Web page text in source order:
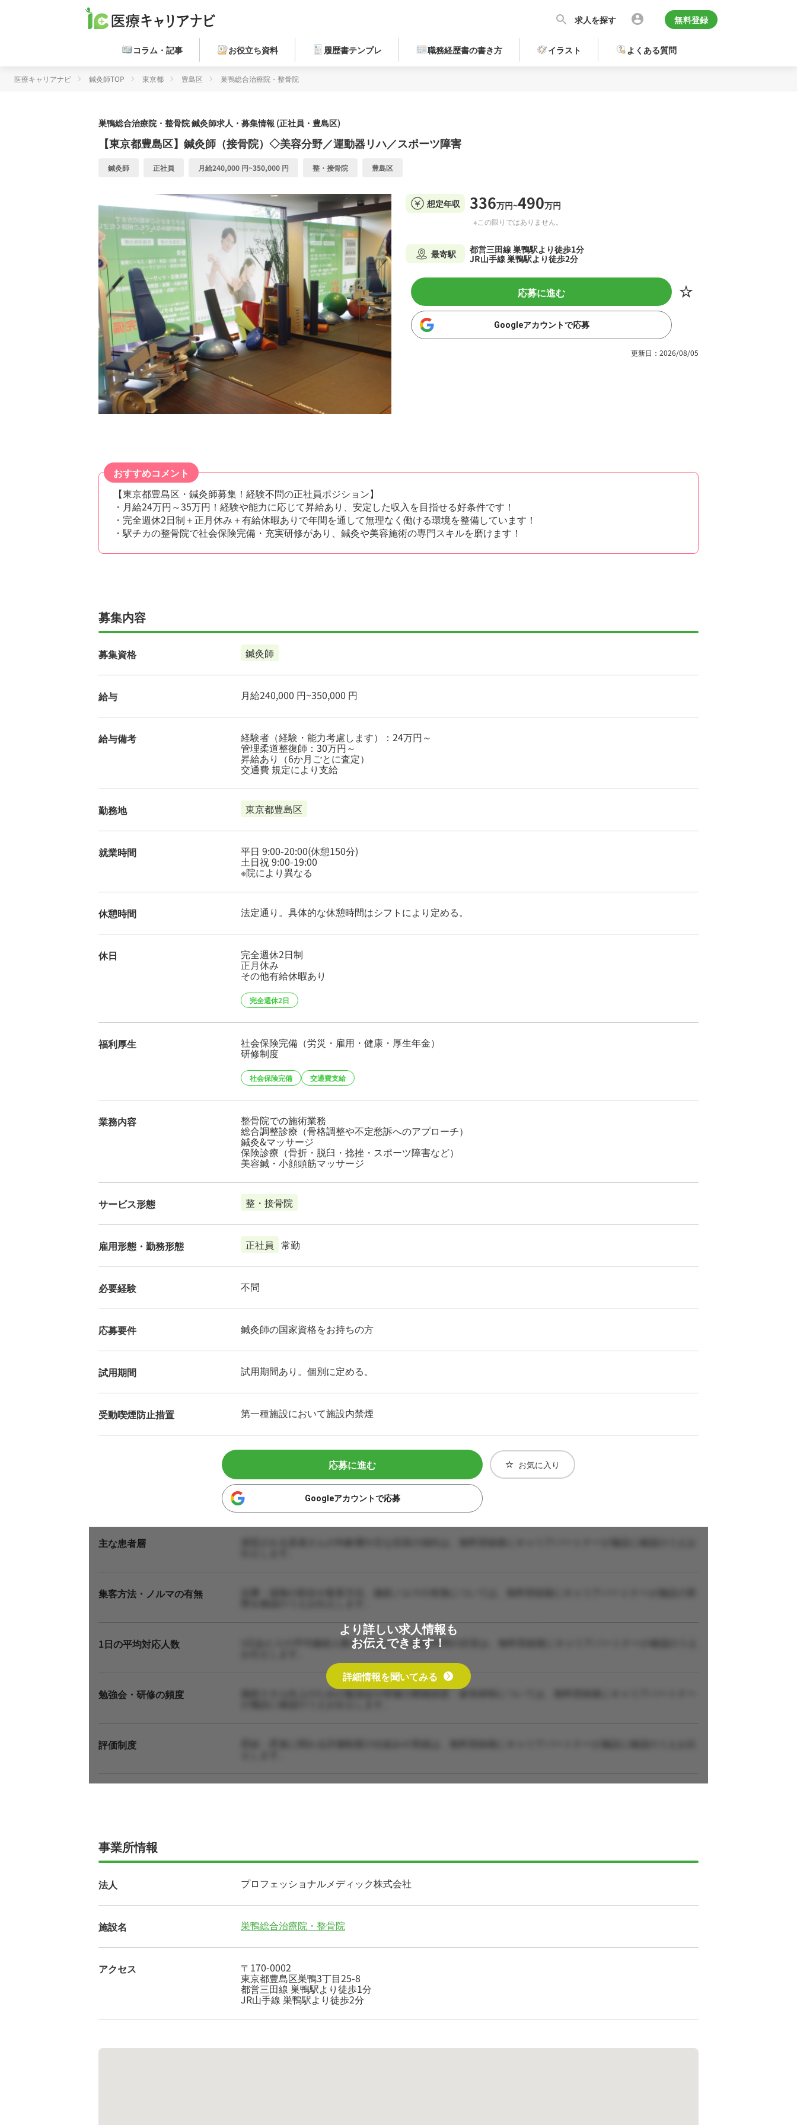
求人を探す 無料登録
コラム・記事 お役立ち資料 履歴書テンプレ 職務経歴書の書き方 イラスト よくある質問
医療キャリアナビ 鍼灸師TOP 東京都 豊島区 巣鴨総合治療院・整骨院
巣鴨総合治療院・整骨院鍼灸師求人・募集情報 (正社員・豊島区)
【東京都豊島区】鍼灸師（接骨院）◇美容分野／運動器リハ／スポーツ障害
鍼灸師 正社員 月給240,000 円~350,000 円 整・接骨院 豊島区
想定年収 336万円~490万円
※この限りではありません。
最寄駅
都営三田線 巣鴨駅より徒歩1分
JR山手線 巣鴨駅より徒歩2分
応募に進む
Googleアカウントで応募
更新日：2026/08/05
おすすめコメント
【東京都豊島区・鍼灸師募集！経験不問の正社員ポジション】
・月給24万円～35万円！経験や能力に応じて昇給あり、安定した収入を目指せる好条件です！
・完全週休2日制＋正月休み＋有給休暇ありで年間を通して無理なく働ける環境を整備しています！
・駅チカの整骨院で社会保険完備・充実研修があり、鍼灸や美容施術の専門スキルを磨けます！
募集内容
募集資格 鍼灸師
給与 月給240,000 円~350,000 円
給与備考 経験者（経験・能力考慮します）：24万円～
管理柔道整復師：30万円～
昇給あり（6か月ごとに査定）
交通費 規定により支給
勤務地 東京都豊島区
就業時間 平日 9:00-20:00(休憩150分)
土日祝 9:00-19:00
※院により異なる
休憩時間 法定通り。具体的な休憩時間はシフトにより定める。
休日 完全週休2日制
正月休み
その他有給休暇あり
完全週休2日
福利厚生 社会保険完備（労災・雇用・健康・厚生年金）
研修制度
社会保険完備 交通費支給
業務内容 整骨院での施術業務
総合調整診療（骨格調整や不定愁訴へのアプローチ）
鍼灸&マッサージ
保険診療（骨折・脱臼・捻挫・スポーツ障害など）
美容鍼・小顔頭筋マッサージ
サービス形態 整・接骨院
雇用形態・勤務形態 正社員 常勤
必要経験 不問
応募要件 鍼灸師の国家資格をお持ちの方
試用期間 試用期間あり。個別に定める。
受動喫煙防止措置 第一種施設において施設内禁煙
応募に進む
Googleアカウントで応募
お気に入り
主な患者層 来院される患者さんの年齢層や主な症状の傾向は、無料登録後にキャリアパートナーが施設に確認のうえお
集客方法・ノルマの有無 自費・保険の割合や集客方法、施術ノルマの有無については、無料登録後にキャリアパートナーが施設の実
1日の平均対応人数 1日あたりの平均施術人数や1人あたりの施術時間の目安は、無料登録後にキャリアパートナーが確認のうえ
勉強会・研修の頻度 施術スキル向上のための勉強会や研修の開催頻度・参加体制については、無料登録後にキャリアパートナー
評価制度 昇給・昇進に関わる評価制度の仕組みや実績は、無料登録後にキャリアパートナーが施設に確認のうえお伝
より詳しい求人情報も
お伝えできます！
詳細情報を聞いてみる
事業所情報
法人 プロフェッショナルメディック株式会社
施設名 巣鴨総合治療院・整骨院
アクセス 〒170-0002
東京都豊島区巣鴨3丁目25-8
都営三田線 巣鴨駅より徒歩1分
JR山手線 巣鴨駅より徒歩2分